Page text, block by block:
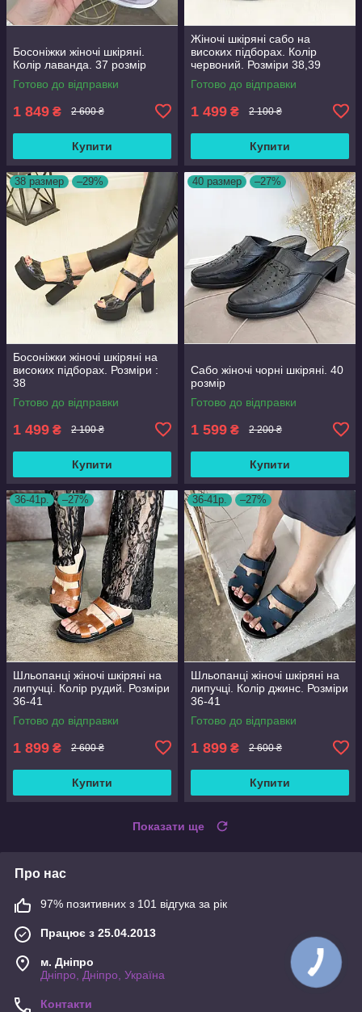
Босоніжки жіночі шкіряні.
Колір лаванда. 37 розмір
Готово до відправки
1 849 ₴ 2 600 ₴
Купити
Жіночі шкіряні сабо на
високих підборах. Колір
червоний. Розміри 38,39
Готово до відправки
1 499 ₴ 2 100 ₴
Купити
38 размер –29%
Босоніжки жіночі шкіряні на
високих підборах. Розміри :
38
Готово до відправки
1 499 ₴ 2 100 ₴
Купити
40 размер –27%
Сабо жіночі чорні шкіряні. 40
розмір
Готово до відправки
1 599 ₴ 2 200 ₴
Купити
36-41р. –27%
Шльопанці жіночі шкіряні на
липучці. Колір рудий. Розміри
36-41
Готово до відправки
1 899 ₴ 2 600 ₴
Купити
36-41р. –27%
Шльопанці жіночі шкіряні на
липучці. Колір джинс. Розміри
36-41
Готово до відправки
1 899 ₴ 2 600 ₴
Купити
Показати ще
Про нас
97% позитивних з 101 відгука за рік
Працює з 25.04.2013
м. Дніпро
Дніпро, Дніпро, Україна
Контакти